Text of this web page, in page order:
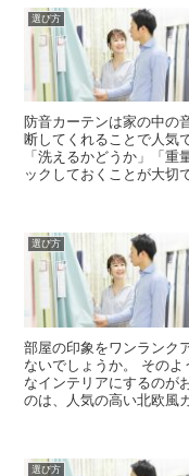
選び方
防音カーテンは家の中の
断してくれることで人気
「洗えるかどうか」「
ックしておくことが大切
選び方
部屋の印象をワンランク
ないでしょうか。 その
なインテリアにするのが
のは、人気の高い北欧風
選び方